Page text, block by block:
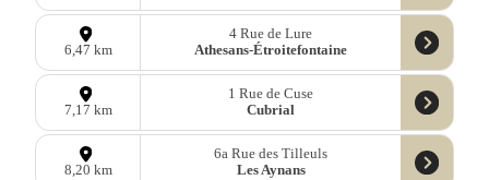
6,47 km
4 Rue de Lure
Athesans-Étroitefontaine
7,17 km
1 Rue de Cuse
Cubrial
8,20 km
6a Rue des Tilleuls
Les Aynans